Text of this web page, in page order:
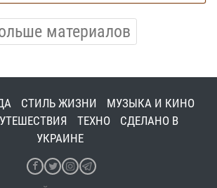
материалов
СТИЛЬ ЖИЗНИ
МУЗЫКА И КИНО
ТЕХНО
СДЕЛАНО В
УКРАИНЕ